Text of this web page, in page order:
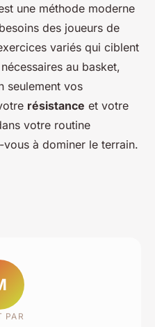
une méthode moderne
des joueurs de
variés qui ciblent
au basket,
seulement vos
résistance et votre
votre routine
à dominer le terrain.
PAR